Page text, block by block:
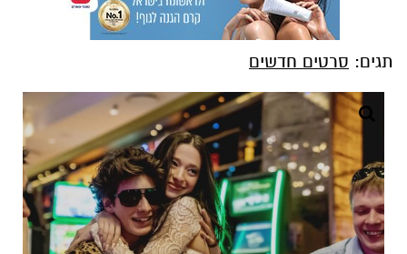
תגים: סרטים חדשים